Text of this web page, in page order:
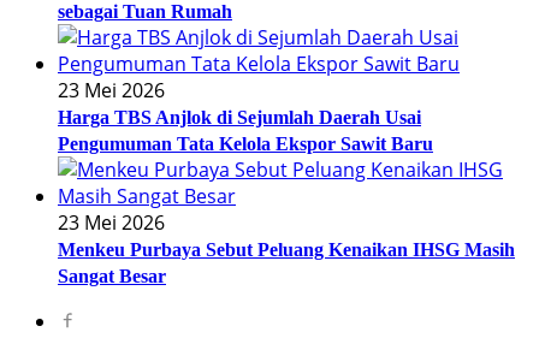
sebagai Tuan Rumah
23 Mei 2026
Harga TBS Anjlok di Sejumlah Daerah Usai
Pengumuman Tata Kelola Ekspor Sawit Baru
23 Mei 2026
Menkeu Purbaya Sebut Peluang Kenaikan IHSG Masih
Sangat Besar